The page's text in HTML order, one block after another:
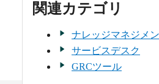
関連カテゴリ
ナレッジマネジメ
サービスデスク
GRCツール